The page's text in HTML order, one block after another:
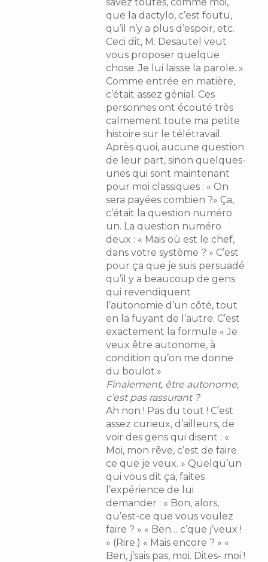
que la dactylo, c’est foutu,
qu’il n’y a plus d’espoir, etc.
Ceci dit, M. Desautel veut
vous proposer quelque
chose. Je lui laisse la parole. »
Comme entrée en matière,
c’était assez génial. Ces
personnes ont écouté très
calmement toute ma petite
histoire sur le télétravail.
Après quoi, aucune question
de leur part, sinon quelques-
unes qui sont maintenant
pour moi classiques : « On
sera payées combien ?» Ça,
c’était la question numéro
un. La question numéro
deux : « Mais où est le chef,
dans votre système ? » C’est
pour ça que je suis persuadé
qu’il y a beaucoup de gens
qui revendiquent
l’autonomie d’un côté, tout
en la fuyant de l’autre. C’est
exactement la formule « Je
veux être autonome, à
condition qu’on me donne
du boulot.»
Finalement, être autonome,
c’est pas rassurant ?
Ah non ! Pas du tout ! C’est
assez curieux, d’ailleurs, de
voir des gens qui disent : «
Moi, mon rêve, c’est de faire
ce que je veux. » Quelqu’un
qui vous dit ça, faites
l’expérience de lui
demander : « Bon, alors,
qu’est-ce que vous voulez
faire ? » « Ben… c’que j’veux !
» (Rire.) « Mais encore ? » «
Ben, j’sais pas, moi. Dites- moi !